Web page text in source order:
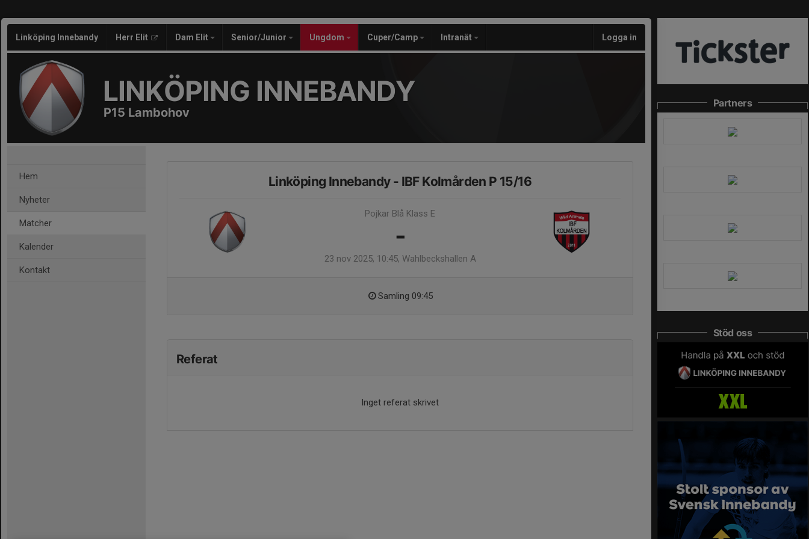
Linköping Innebandy Herr Elit Dam Elit Senior/Junior Ungdom Cuper/Camp Intranät Logga in
LINKÖPING INNEBANDY
P15 Lambohov
Hem
Nyheter
Matcher
Kalender
Kontakt
Linköping Innebandy - IBF Kolmården P 15/16
Pojkar Blå Klass E
-
23 nov 2025, 10:45, Wahlbeckshallen A
Samling 09:45
Referat
Inget referat skrivet
Partners
Stöd oss